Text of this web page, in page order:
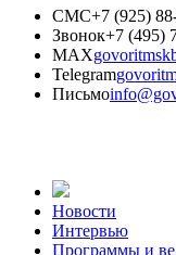
СМС+7 (925)
Звонок+7 (495)
MAX
Telegram
Письмо
Новости
Интервью
Программы и